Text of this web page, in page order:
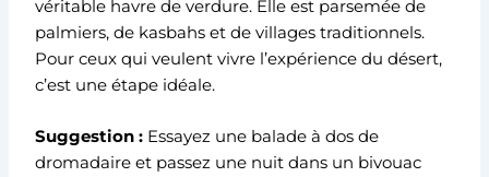
véritable havre de verdure. Elle est parsemée de
palmiers, de kasbahs et de villages traditionnels.
Pour ceux qui veulent vivre l’expérience du désert,
c’est une étape idéale.
Suggestion : Essayez une balade à dos de
dromadaire et passez une nuit dans un bivouac